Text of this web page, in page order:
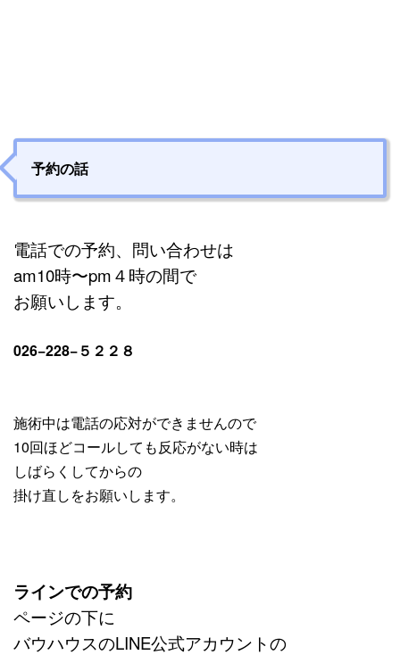
予約の話
電話での予約、問い合わせは
am10時〜pm４時の間で
お願いします。
026−228−５２２８
施術中は電話の応対ができませんので
10回ほどコールしても反応がない時は
しばらくしてからの
掛け直しをお願いします。
ラインでの予約
ページの下に
バウハウスのLINE公式アカウントの